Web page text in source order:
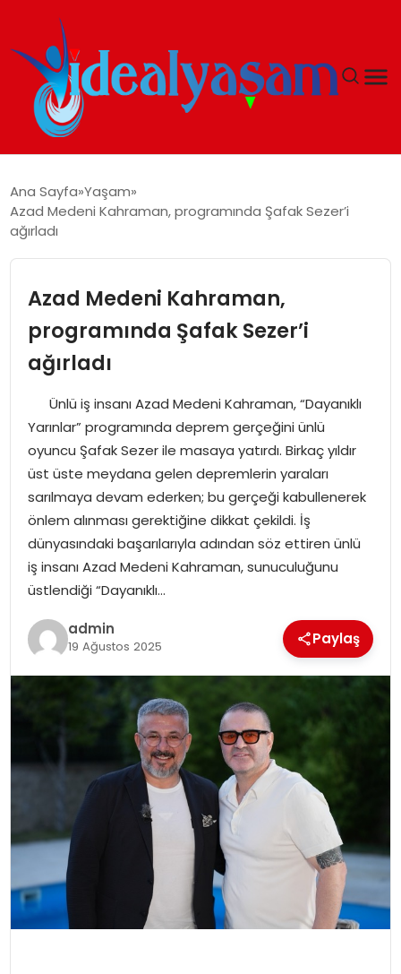
GÜNDEM
İDEAL SPOR
YAŞAM
MAGAZIN
SAĞLIK
SOSYAL HABER
Ana Sayfa Yaşam
Azad Medeni Kahraman, programında Şafak Sezer’i
ağırladı
Azad Medeni Kahraman,
programında Şafak Sezer’i
ağırladı
Ünlü iş insanı Azad Medeni Kahraman, “Dayanıklı
Yarınlar” programında deprem gerçeğini ünlü
oyuncu Şafak Sezer ile masaya yatırdı. Birkaç yıldır
üst üste meydana gelen depremlerin yaraları
sarılmaya devam ederken; bu gerçeği kabullenerek
önlem alınması gerektiğine dikkat çekildi. İş
dünyasındaki başarılarıyla adından söz ettiren ünlü
iş insanı Azad Medeni Kahraman, sunuculuğunu
üstlendiği “Dayanıklı…
admin
19 Ağustos 2025 Paylaş